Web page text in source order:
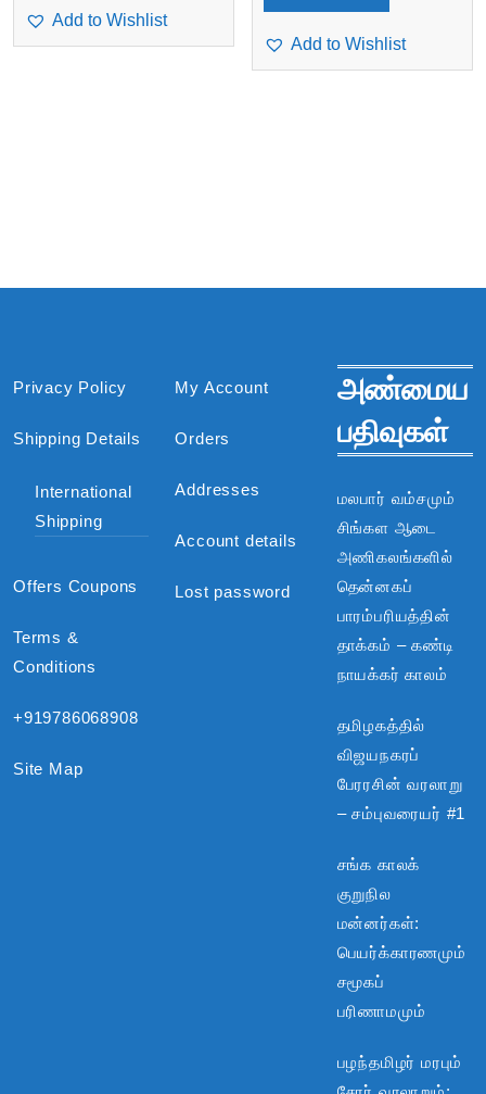
Add to Wishlist
Add to Wishlist
Privacy Policy
Shipping Details
International
Shipping
Offers Coupons
Terms &
Conditions
+919786068908
Site Map
My Account
Orders
Addresses
Account details
Lost password
அண்மைய
பதிவுகள்
மலபார் வம்சமும்
சிங்கள ஆடை
அணிகலங்களில்
தென்னகப்
பாரம்பரியத்தின்
தாக்கம் – கண்டி
நாயக்கர் காலம்
தமிழகத்தில்
விஜயநகரப்
பேரரசின் வரலாறு
– சம்புவரையர் #1
சங்க காலக்
குறுநில
மன்னர்கள்:
பெயர்க்காரணமும்
சமூகப்
பரிணாமமும்
பழந்தமிழர் மரபும்